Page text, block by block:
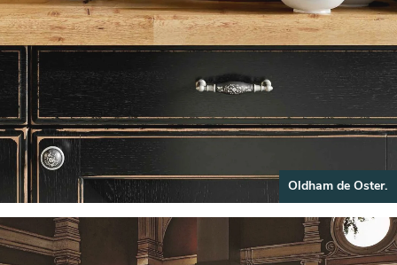
Oldham de Oster.